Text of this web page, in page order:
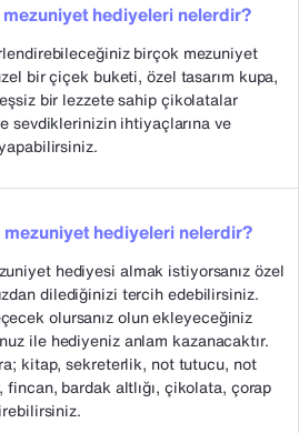
hediyeleri nelerdir?
birçok mezuniyet
bir çiçek buketi, özel tasarım kupa,
bir lezzete sahip çikolatalar
sevdiklerinizin ihtiyaçlarına ve
hediyeleri nelerdir?
hediyesi almak istiyorsanız özel
dilediğinizi tercih edebilirsiniz.
olursanız olun ekleyeceğiniz
ile hediyeniz anlam kazanacaktır.
kitap, sekreterlik, not tutucu, not
bardak altlığı, çikolata, çorap